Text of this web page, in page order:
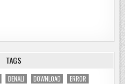
TAGS
DENALI DOWNLOAD
ERROR